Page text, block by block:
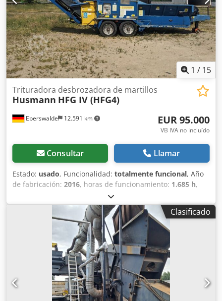
hidráulico; solo es necesario abrirla durante el
mantenimiento. La trituración se realiza entre cuchillas
fijas y rotatorias, con una separación ajustable.
Dcedpfxezrvq He Akhek Motor: asíncrono.
1 / 15
Eberswalde 12.591 km
Trituradora desbrozadora de martillos
Husmann HFG IV (HFG4)
EUR 95.000
VB IVA no incluído
Consultar Llamar
Estado: usado, Funcionalidad: totalmente funcional, Año
de fabricación: 2016, horas de funcionamiento: 1.685 h,
, peso total:
total:2.500 mm, longitud total:9.720 mm, ancho total:
, movilidad:móvil, número de
máquina/vehículo:11520, En venta se encuentra esta
trituradora Husmann HFG IV (HFG4) usada, año de
fabricación 2016. Horas de funcionamiento: 1685 h Todos
los 60 puntas de martillo fueron reemplazados
recientemente hace pocas horas de funcionamiento.
Algunos martillos de repuesto disponibles y se entregan
con la máquina. Todas las 8 correas trapezoidales también
fueron cambiadas recientemente. Ambos sensores NOx y
Clasificado